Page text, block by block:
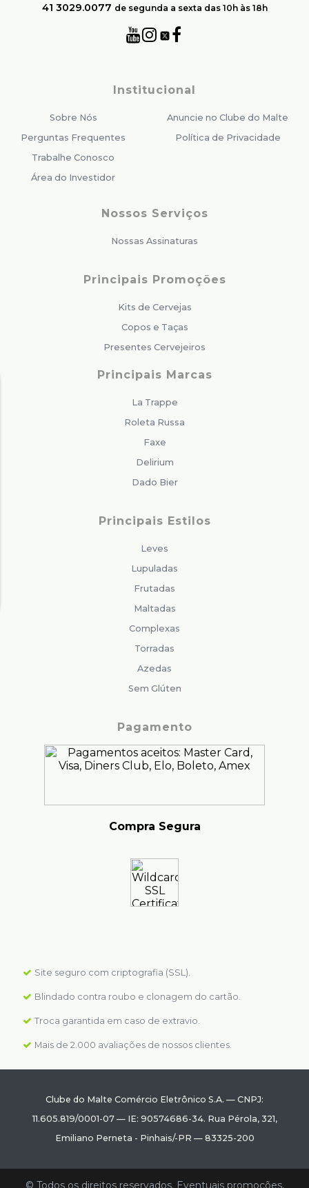
41 3029.0077 de segunda a sexta das 10h às 18h
Institucional
Sobre Nós
Perguntas Frequentes
Trabalhe Conosco
Área do Investidor
Anuncie no Clube do Malte
Política de Privacidade
Nossos Serviços
Nossas Assinaturas
Principais Promoções
Kits de Cervejas
Copos e Taças
Presentes Cervejeiros
Principais Marcas
La Trappe
Roleta Russa
Faxe
Delirium
Dado Bier
Principais Estilos
Leves
Lupuladas
Frutadas
Maltadas
Complexas
Torradas
Azedas
Sem Glúten
Pagamento
Compra Segura
Site seguro com criptografia (SSL).
Blindado contra roubo e clonagem do cartão.
Troca garantida em caso de extravio.
Mais de 2.000 avaliações de nossos clientes.
Clube do Malte Comércio Eletrônico S.A. — CNPJ:
11.605.819/0001-07— IE: 90574686-34. Rua Pérola, 321,
Emiliano Perneta - Pinhais/-PR — 83325-200
© Todos os direitos reservados. Eventuais promoções,